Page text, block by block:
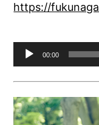
https://
00:00